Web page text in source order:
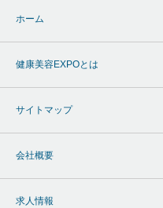
ホーム
健康美容EXPOとは
サイトマップ
会社概要
求人情報